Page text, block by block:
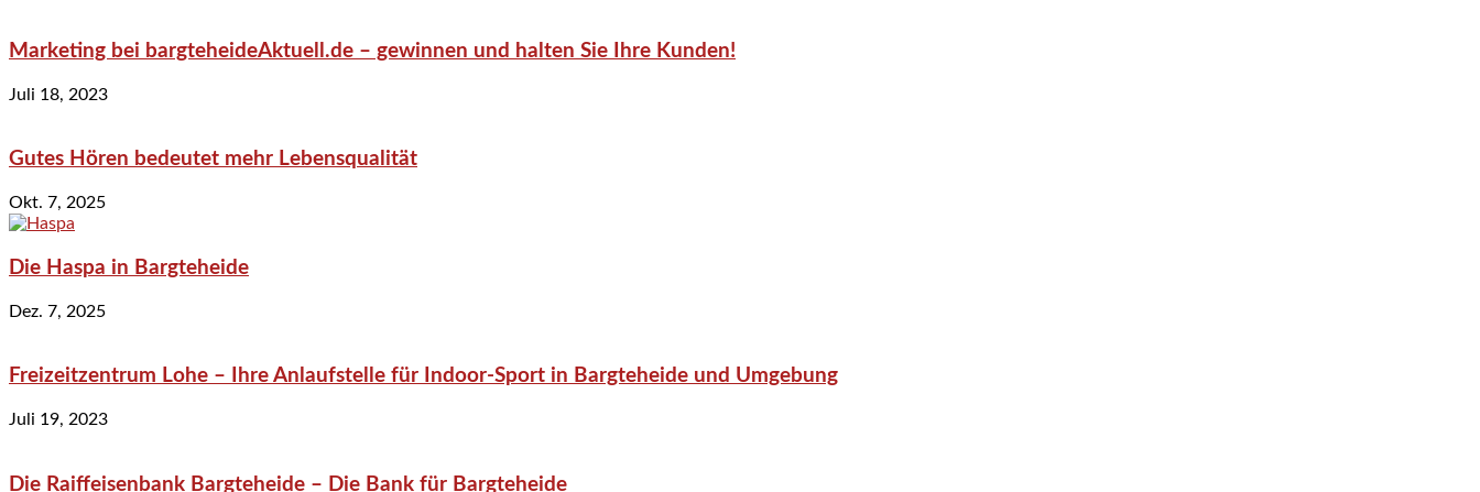
Marketing bei bargteheideAktuell.de – gewinnen und halten Sie Ihre Kunden!
Juli 18, 2023
Gutes Hören bedeutet mehr Lebensqualität
Okt. 7, 2025
Die Haspa in Bargteheide
Dez. 7, 2025
Freizeitzentrum Lohe – Ihre Anlaufstelle für Indoor-Sport in Bargteheide und Umgebung
Juli 19, 2023
Die Raiffeisenbank Bargteheide – Die Bank für Bargteheide